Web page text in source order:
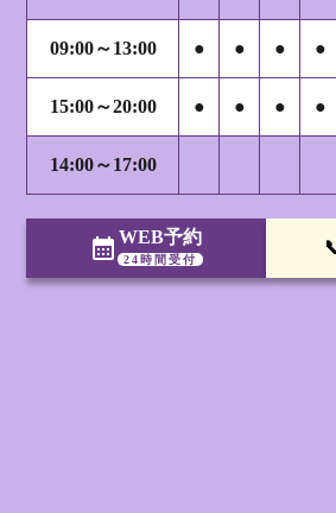
09:00～13:00 ● ● ● ●
15:00～20:00 ● ● ● ●
14:00～17:00
calendar_month WEB予約
24時間受付